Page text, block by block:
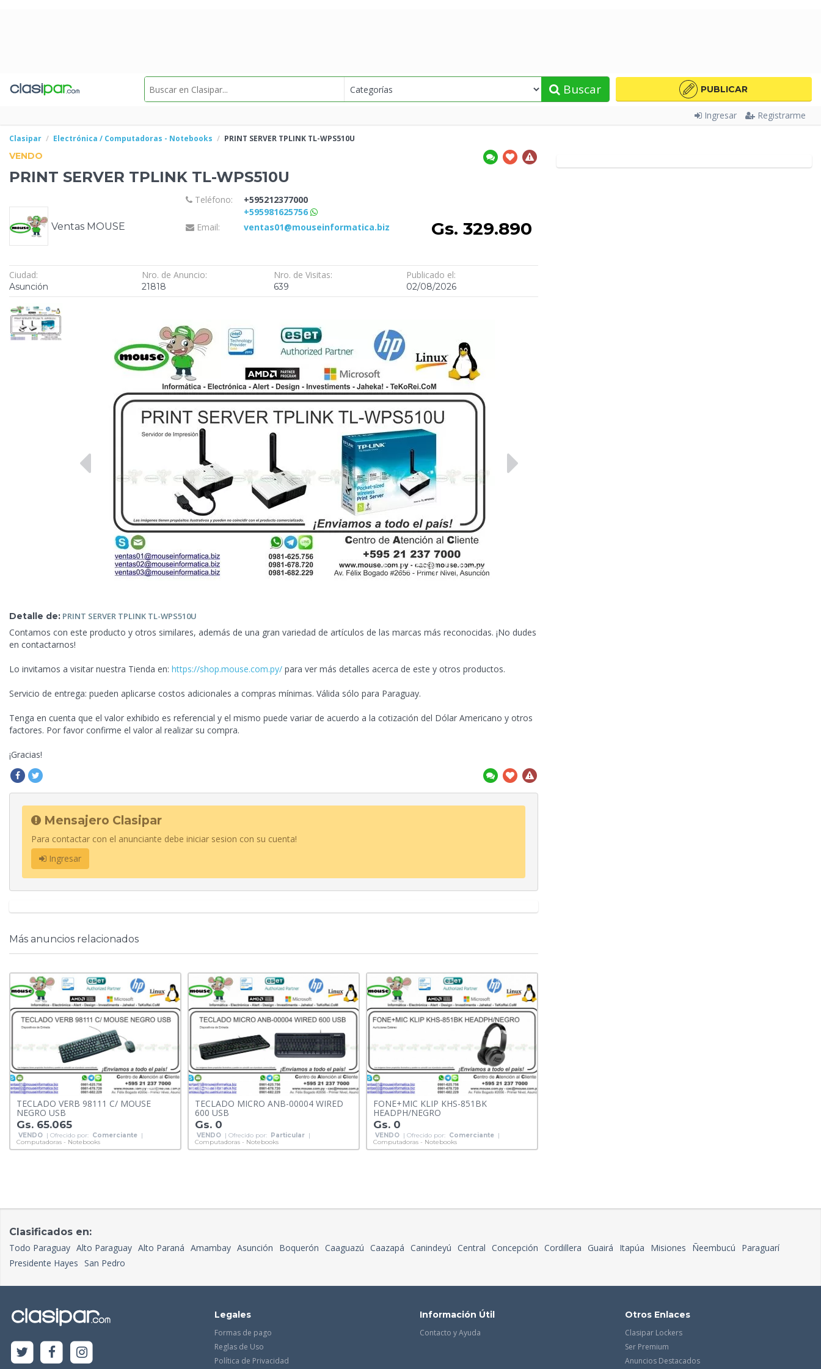
Buscar PUBLICAR
Ingresar Registrarme
Clasipar Electrónica / Computadoras - Notebooks PRINT SERVER TPLINK TL-WPS510U
VENDO
PRINT SERVER TPLINK TL-WPS510U
Ventas MOUSE
Teléfono:
+595212377000
+595981625756
Email:
ventas01@mouseinformatica.biz Gs. 329.890
Ciudad:
Asunción
Nro. de Anuncio:
21818
Nro. de Visitas:
639
Publicado el:
02/08/2026
Detalle de: PRINT SERVER TPLINK TL-WPS510U
Contamos con este producto y otros similares, además de una gran variedad de artículos de las marcas más reconocidas. ¡No dudes
en contactarnos!
Lo invitamos a visitar nuestra Tienda en: https://shop.mouse.com.py/ para ver más detalles acerca de este y otros productos.
Servicio de entrega: pueden aplicarse costos adicionales a compras mínimas. Válida sólo para Paraguay.
Tenga en cuenta que el valor exhibido es referencial y el mismo puede variar de acuerdo a la cotización del Dólar Americano y otros
factores. Por favor confirme el valor al realizar su compra.
¡Gracias!
Mensajero Clasipar
Para contactar con el anunciante debe iniciar sesion con su cuenta!
Ingresar
Más anuncios relacionados
TECLADO VERB 98111 C/ MOUSE
NEGRO USB
Gs. 65.065
VENDO | Ofrecido por: Comerciante |
Computadoras - Notebooks
TECLADO MICRO ANB-00004 WIRED
600 USB
Gs. 0
VENDO | Ofrecido por: Particular |
Computadoras - Notebooks
FONE+MIC KLIP KHS-851BK
HEADPH/NEGRO
Gs. 0
VENDO | Ofrecido por: Comerciante |
Computadoras - Notebooks
Clasificados en:
Todo Paraguay Alto Paraguay Alto Paraná Amambay Asunción Boquerón Caaguazú Caazapá Canindeyú Central Concepción Cordillera Guairá Itapúa Misiones Ñeembucú
Paraguarí
Presidente Hayes San Pedro
Legales
Formas de pago
Reglas de Uso
Política de Privacidad
Información Útil
Contacto y Ayuda
Otros Enlaces
Clasipar Lockers
Ser Premium
Anuncios Destacados